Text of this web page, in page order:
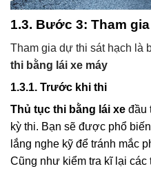
1.3. Bước 3: Tham
Tham gia dự thi sát hạch là
thi bằng lái xe máy
1.3.1. Trước khi thi
Thủ tục thi bằng lái xe đầu
kỳ thi. Bạn sẽ được phổ
lắng nghe kỹ để tránh mắc
Cũng như kiểm tra kĩ lại